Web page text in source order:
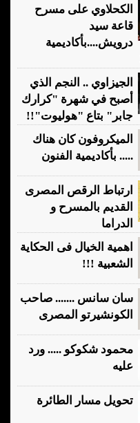
الكحلاوي على مسرح
قاعة سيد
درويش....بأكاديمية
الجيزاوي .. النجم الذي
أصبح في شهرة "كرارك
جابر" بتاع "هوليوت"!!
الميكروفون كان هناك
..... بأكاديمية الفنون
ارتباط الرقص المصرى
القديم بالمسرح و
الدراما
اهمية الخيال فى الحكاية
الشعبية !!!
سان سانس ....... صاحب
الكونشيرتو المصرى
محمود شكوكو ..... ورد
عليه
تحويل مسار الطائرة